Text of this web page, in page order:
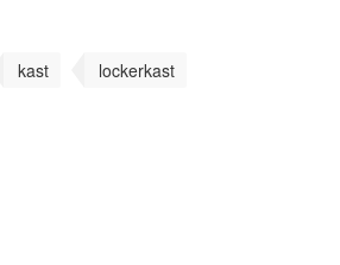
kast
lockerkast